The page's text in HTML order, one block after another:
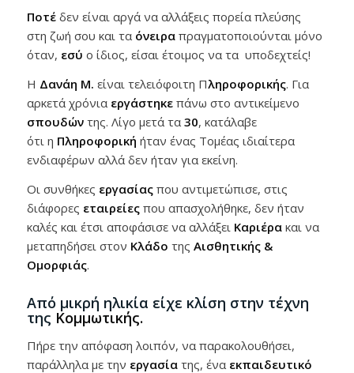
Ποτέδεν είναι αργά να αλλάξεις πορεία πλεύσης
στη ζωή σου και τα όνειραπραγματοποιούνται μόνο
όταν, εσύ ο ίδιος, είσαι έτοιμος να τα υποδεχτείς!
Η Δανάη Μ. είναι τελειόφοιτη Πληροφορικής. Για
αρκετά χρόνια εργάστηκεπάνω στο αντικείμενο
σπουδώντης. Λίγο μετά τα 30, κατάλαβε
ότι η Πληροφορική ήταν ένας Τομέας ιδιαίτερα
ενδιαφέρων αλλά δεν ήταν για εκείνη.
Οι συνθήκες εργασίαςπου αντιμετώπισε, στις
διάφορες εταιρείεςπου απασχολήθηκε, δεν ήταν
καλές και έτσι αποφάσισε να αλλάξει Καριέρακαι να
μεταπηδήσει στον Κλάδο της Αισθητικής &
Ομορφιάς.
Από μικρή ηλικία είχε κλίση στην τέχνη
της Κομμωτικής.
Πήρε την απόφαση λοιπόν, να παρακολουθήσει,
παράλληλα με την εργασίατης, ένα εκπαιδευτικό